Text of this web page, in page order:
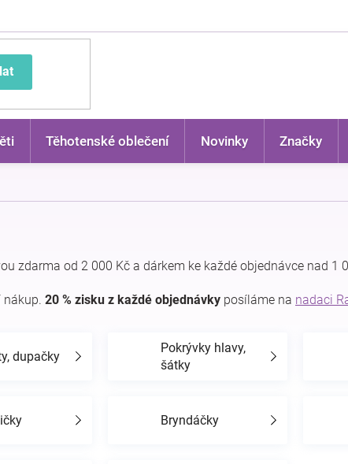
Těhotenské oblečení Novinky Značky
zdarma od 2 000 Kč a dárkem ke každé objednávce nad 1
nákup. 20 % zisku z každé objednávky posíláme na nadaci
dupačky
Pokrývky hlavy,
šátky
Bryndáčky